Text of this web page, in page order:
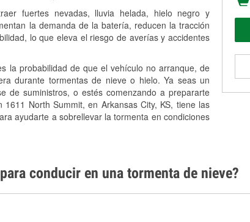
fuertes nevadas, lluvia helada, hielo negro y
la demanda de la batería, reducen la tracción
lo que eleva el riesgo de averías y accidentes
la probabilidad de que el vehículo no arranque, de
durante tormentas de nieve o hielo. Ya seas un
de suministros, o estés comenzando a prepararte
North Summit, en Arkansas City, KS, tiene las
ayudarte a sobrellevar la tormenta en condiciones
conducir en una tormenta de nieve?